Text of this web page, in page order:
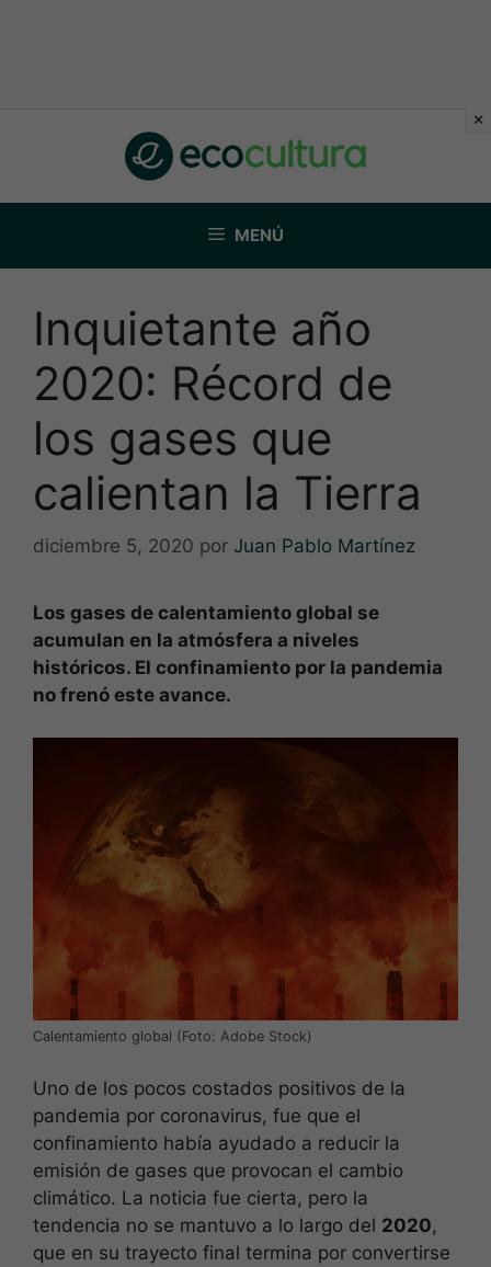
MENÚ
Inquietante año
2020: Récord de
los gases que
calientan la Tierra
diciembre 5, 2020 por Juan Pablo Martínez
Los gases de calentamiento global se
acumulan en la atmósfera a niveles
históricos. El confinamiento por la pandemia
no frenó este avance.
Calentamiento global (Foto: Adobe Stock)
Uno de los pocos costados positivos de la
pandemia por coronavirus, fue que el
confinamiento había ayudado a reducir la
emisión de gases que provocan el cambio
climático. La noticia fue cierta, pero la
tendencia no se mantuvo a lo largo del 2020,
que en su trayecto final termina por convertirse